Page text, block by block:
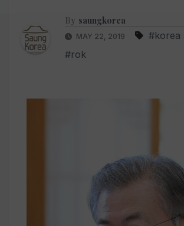
By saungkorea
MAY 22, 2019 #korea
#rok